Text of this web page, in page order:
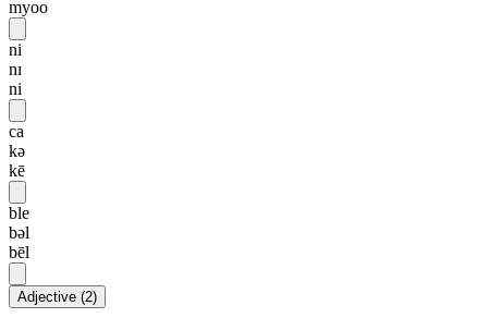
myoo
ni
nɪ
ni
ca
kə
kē
ble
bəl
bēl
Adjective (2)